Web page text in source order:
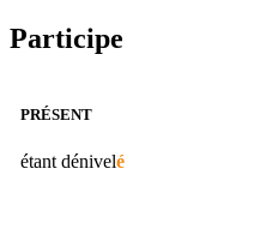
Participe
PRÉSENT
étant dénivelé